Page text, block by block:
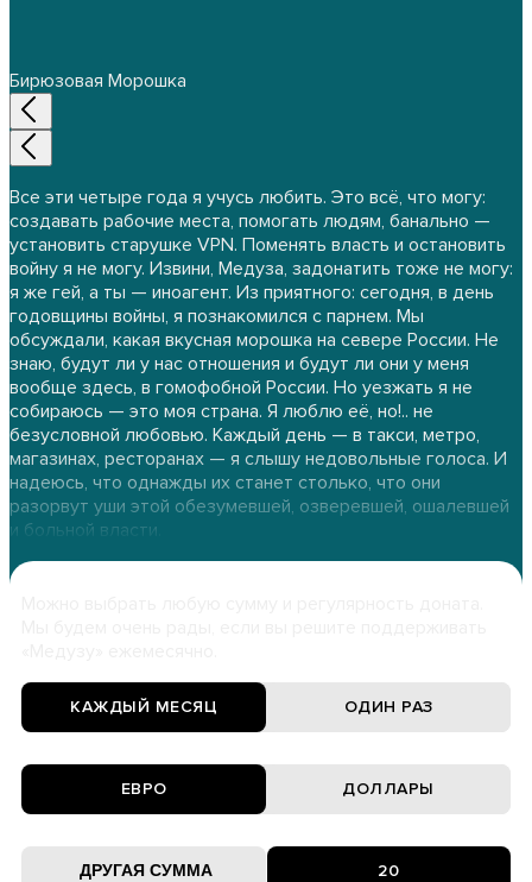
Бирюзовая Морошка
Все эти четыре года я учусь любить. Это всё, что могу:
создавать рабочие места, помогать людям, банально —
установить старушке VPN. Поменять власть и остановить
войну я не могу. Извини, Медуза, задонатить тоже не могу:
я же гей, а ты — иноагент. Из приятного: сегодня, в день
годовщины войны, я познакомился с парнем. Мы
обсуждали, какая вкусная морошка на севере России. Не
знаю, будут ли у нас отношения и будут ли они у меня
вообще здесь, в гомофобной России. Но уезжать я не
собираюсь — это моя страна. Я люблю её, но!.. не
безусловной любовью. Каждый день — в такси, метро,
магазинах, ресторанах — я слышу недовольные голоса. И
надеюсь, что однажды их станет столько, что они
разорвут уши этой обезумевшей, озверевшей, ошалевшей
и больной власти.
КАЖДЫЙ МЕСЯЦ ОДИН РАЗ
ЕВРО ДОЛЛАРЫ
20